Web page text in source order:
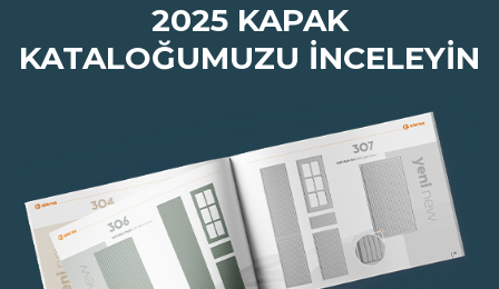
2025 KAPAK
KATALOĞUMUZU İNCELEYİN